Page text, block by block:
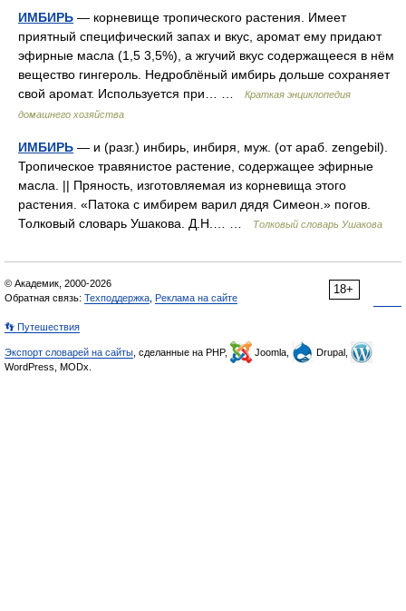
ИМБИРЬ — корневище тропического растения. Имеет
приятный специфический запах и вкус, аромат ему придают
эфирные масла (1,5 3,5%), а жгучий вкус содержащееся в нём
вещество гингероль. Недроблёный имбирь дольше сохраняет
свой аромат. Используется при… …
Краткая энциклопедия
домашнего хозяйства
ИМБИРЬ — и (разг.) инбирь, инбиря, муж. (от араб. zengebil).
Тропическое травянистое растение, содержащее эфирные
масла. || Пряность, изготовляемая из корневища этого
растения. «Патока с имбирем варил дядя Симеон.» погов.
Толковый словарь Ушакова. Д.Н.… …
Толковый словарь Ушакова
18+
© Академик, 2000-2026
Обратная связь: Техподдержка Реклама на сайте
👣 Путешествия
Экспорт словарей на сайты , сделанные на PHP, Joomla,
Drupal,
WordPress, MODx.